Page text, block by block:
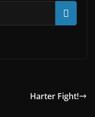
Harter Fight!